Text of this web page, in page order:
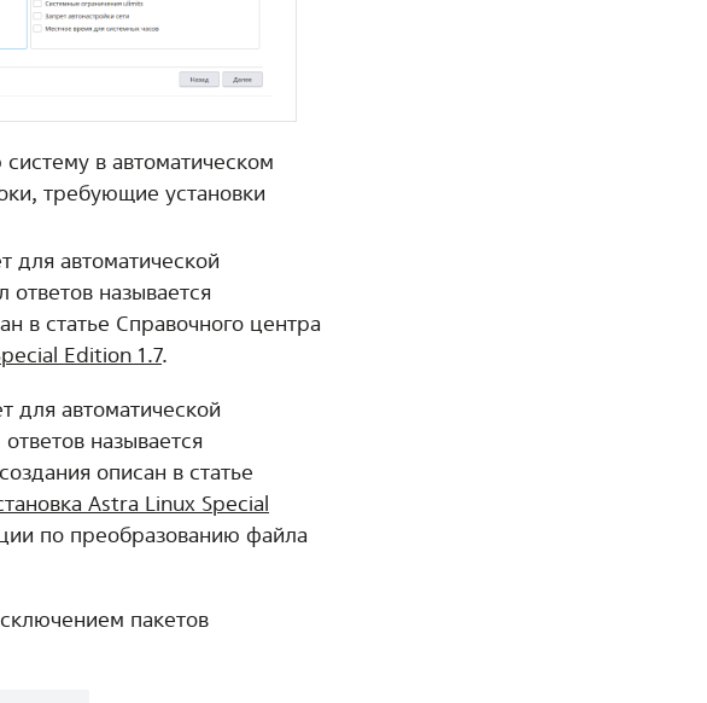
в автоматическом
требующие установки
для автоматической
ответов называется
в статье Справочного центра
Edition 1.7.
для автоматической
ответов называется
описан в статье
Astra Linux Special
по преобразованию файла
пакетов